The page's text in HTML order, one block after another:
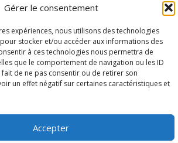
Gérer le consentement
expériences, nous utilisons des technologies
stocker et/ou accéder aux informations des
à ces technologies nous permettra de
que le comportement de navigation ou les ID
fait de ne pas consentir ou de retirer son
un effet négatif sur certaines caractéristiques et
Accepter
des Structures
à l’autocréation d’emploi (SAACE)
infirmier :quels indicateurs